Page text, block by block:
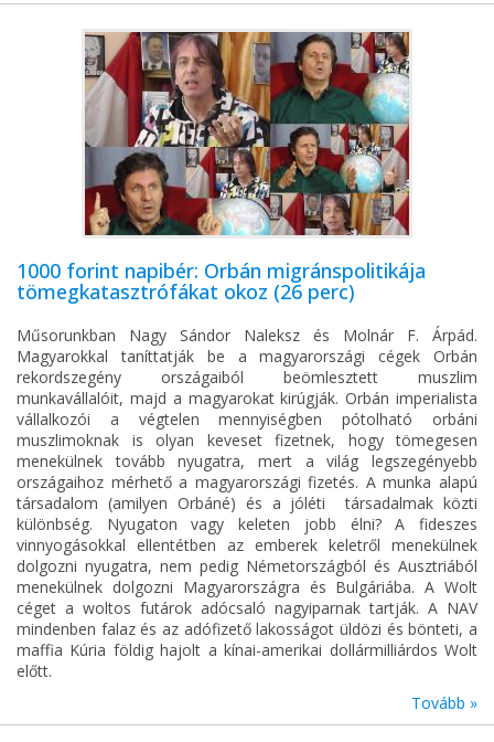
1000 forint napibér: Orbán migránspolitikája
tömegkatasztrófákat okoz (26 perc)
Műsorunkban Nagy Sándor Naleksz és Molnár F. Árpád.
Magyarokkal taníttatják be a magyarországi cégek Orbán
rekordszegény országaiból beömlesztett muszlim
munkavállalóit, majd a magyarokat kirúgják. Orbán imperialista
vállalkozói a végtelen mennyiségben pótolható orbáni
muszlimoknak is olyan keveset fizetnek, hogy tömegesen
menekülnek tovább nyugatra, mert a világ legszegényebb
országaihoz mérhető a magyarországi fizetés. A munka alapú
társadalom (amilyen Orbáné) és a jóléti társadalmak közti
különbség. Nyugaton vagy keleten jobb élni? A fideszes
vinnyogásokkal ellentétben az emberek keletről menekülnek
dolgozni nyugatra, nem pedig Németországból és Ausztriából
menekülnek dolgozni Magyarországra és Bulgáriába. A Wolt
céget a woltos futárok adócsaló nagyiparnak tartják. A NAV
mindenben falaz és az adófizető lakosságot üldözi és bönteti, a
maffia Kúria földig hajolt a kínai-amerikai dollármilliárdos Wolt
előtt.
Tovább »